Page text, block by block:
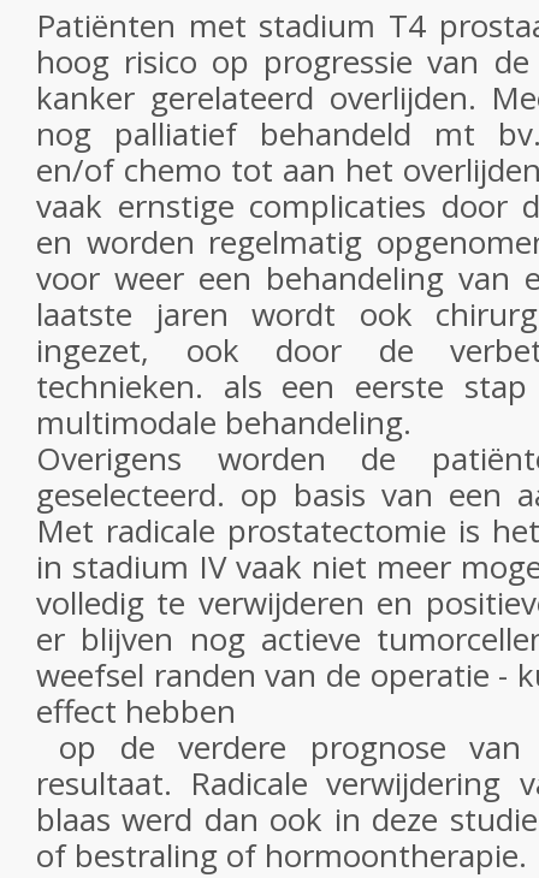
Patiënten met stadium T4
hoog risico op progressie van
kanker gerelateerd overlijden.
nog palliatief behandeld mt
en/of chemo tot aan het
vaak ernstige complicaties door
en worden regelmatig
voor weer een behandeling van
laatste jaren wordt ook
ingezet, ook door de
technieken. als een eerste
multimodale behandeling.
Overigens worden de
geselecteerd. op basis van een
Met radicale prostatectomie is
in stadium IV vaak niet meer
volledig te verwijderen en
er blijven nog actieve
weefsel randen van de operatie -
effect hebben
op de verdere prognose
resultaat. Radicale verwijdering
blaas werd dan ook in deze
of bestraling of hormoontherapie.